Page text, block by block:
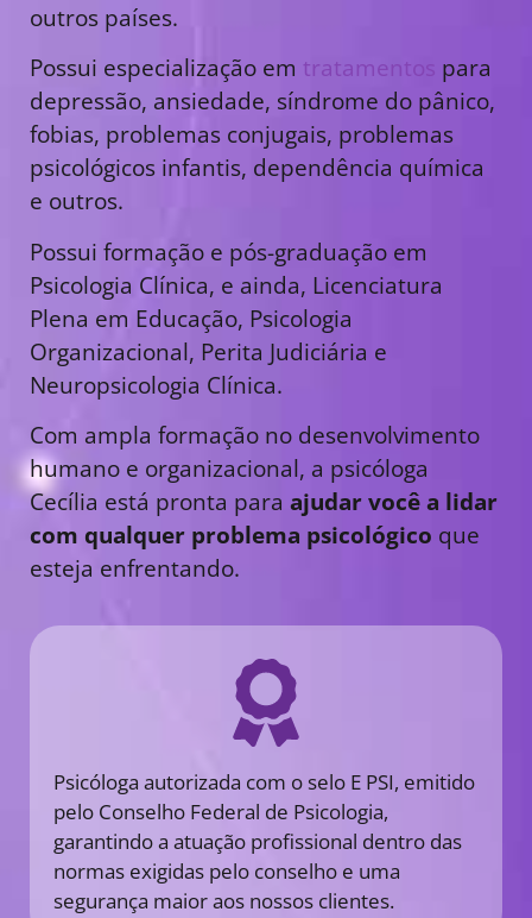
outros países.
Possui especialização em tratamentos para
depressão, ansiedade, síndrome do pânico,
fobias, problemas conjugais, problemas
psicológicos infantis, dependência química
e outros.
Possui formação e pós-graduação em
Psicologia Clínica, e ainda, Licenciatura
Plena em Educação, Psicologia
Organizacional, Perita Judiciária e
Neuropsicologia Clínica.
Com ampla formação no desenvolvimento
humano e organizacional, a psicóloga
Cecília está pronta para ajudar você a lidar
com qualquer problema psicológico que
esteja enfrentando.
Psicóloga autorizada com o selo E PSI, emitido
pelo Conselho Federal de Psicologia,
garantindo a atuação profissional dentro das
normas exigidas pelo conselho e uma
segurança maior aos nossos clientes.